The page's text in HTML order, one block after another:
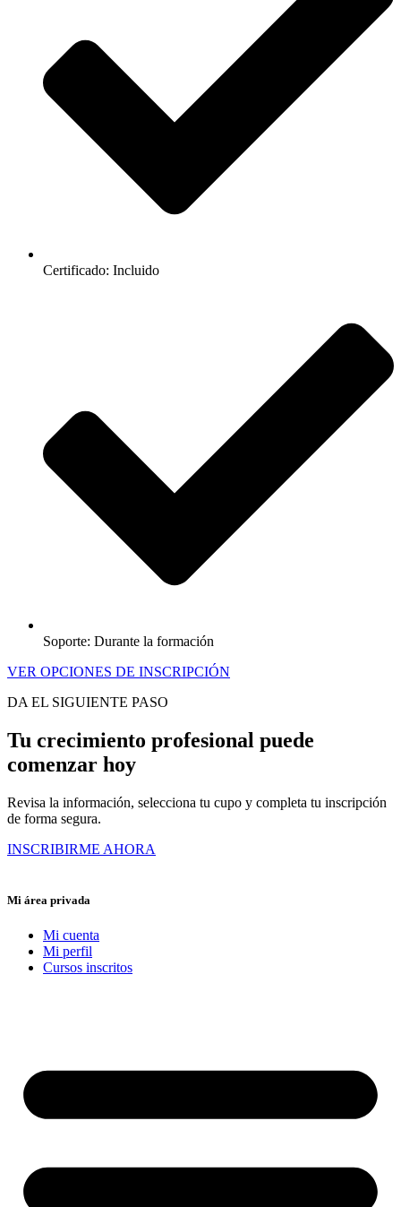
Certificado: Incluido
Soporte: Durante la formación
VER OPCIONES DE INSCRIPCIÓN
DA EL SIGUIENTE PASO
Tu crecimiento profesional puede
comenzar hoy
Revisa la información, selecciona tu cupo y completa tu inscripción
de forma segura.
INSCRIBIRME AHORA
Mi área privada
Mi cuenta
Mi perfil
Cursos inscritos